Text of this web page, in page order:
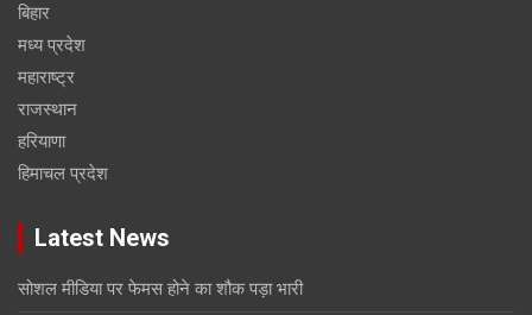
बिहार
मध्य प्रदेश
महाराष्ट्र
राजस्थान
हरियाणा
हिमाचल प्रदेश
Latest News
सोशल मीडिया पर फेमस होने का शौक पड़ा भारी